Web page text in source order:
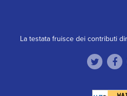
La testata fruisce dei contributi